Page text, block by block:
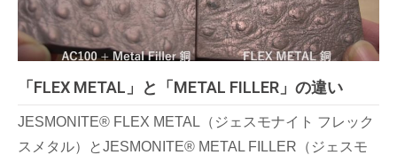
「FLEX METAL」と「METAL FILLER」の違い
JESMONITE® FLEX METAL（ジェスモナイト フレック
スメタル）とJESMONITE® METAL FILLER（ジェスモ